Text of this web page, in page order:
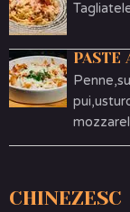
PASTE
CHINEZESC